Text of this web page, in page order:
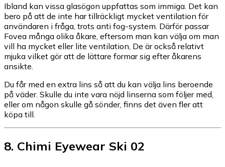
Ibland kan vissa glasögon uppfattas som immiga. Det kan
bero på att de inte har tillräckligt mycket ventilation för
användaren i fråga, trots anti fog-system. Därför passar
Fovea många olika åkare, eftersom man kan välja om man
vill ha mycket eller lite ventilation, De är också relativt
mjuka vilket gör att de lättare formar sig efter åkarens
ansikte.
Du får med en extra lins så att du kan välja lins beroende
på väder. Skulle du inte vara nöjd linserna som följer med,
eller om någon skulle gå sönder, finns det även fler att
köpa till.
8. Chimi Eyewear Ski 02